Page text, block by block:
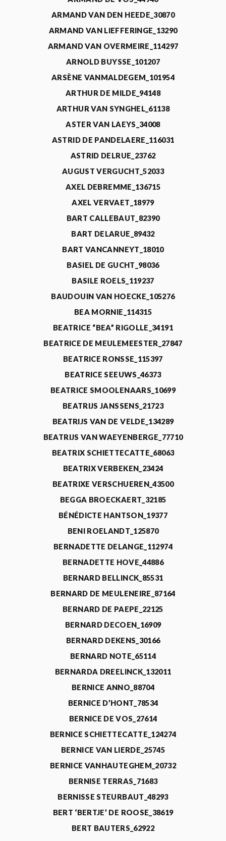
ARMAND VAN DEN HEEDE_30870
ARMAND VAN LIEFFERINGE_13290
ARMAND VAN OVERMEIRE_114297
ARNOLD BUYSSE_101207
ARSÈNE VANMALDEGEM_101954
ARTHUR DE MILDE_94148
ARTHUR VAN SYNGHEL_61138
ASTER VAN LAEYS_34008
ASTRID DE PANDELAERE_116031
ASTRID DELRUE_23762
AUGUST VERGUCHT_52033
AXEL DEBREMME_136715
AXEL VERVAET_18979
BART CALLEBAUT_82390
BART DELARUE_89432
BART VANCANNEYT_18010
BASIEL DE GUCHT_98036
BASILE ROELS_119237
BAUDOUIN VAN HOECKE_105276
BEA MORNIE_114315
BEATRICE “BEA” RIGOLLE_34191
BEATRICE DE MEULEMEESTER_27847
BEATRICE RONSSE_115397
BEATRICE SEEUWS_46373
BEATRICE SMOOLENAARS_10699
BEATRIJS JANSSENS_21723
BEATRIJS VAN DE VELDE_134289
BEATRIJS VAN WAEYENBERGE_77710
BEATRIX SCHIETTECATTE_68063
BEATRIX VERBEKEN_23424
BEATRIXE VERSCHUEREN_43500
BEGGA BROECKAERT_32185
BÉNÉDICTE HANTSON_19377
BENI ROELANDT_125870
BERNADETTE DELANGE_112974
BERNADETTE HOVE_44886
BERNARD BELLINCK_85531
BERNARD DE MEULENEIRE_87164
BERNARD DE PAEPE_22125
BERNARD DECOEN_16909
BERNARD DEKENS_30166
BERNARD NOTE_65114
BERNARDA DREELINCK_132011
BERNICE ANNO_88704
BERNICE D’HONT_78534
BERNICE DE VOS_27614
BERNICE SCHIETTECATTE_124274
BERNICE VAN LIERDE_25745
BERNICE VANHAUTEGHEM_20732
BERNISE TERRAS_71683
BERNISSE STEURBAUT_48293
BERT ‘BERTJE’ DE ROOSE_38619
BERT BAUTERS_62922